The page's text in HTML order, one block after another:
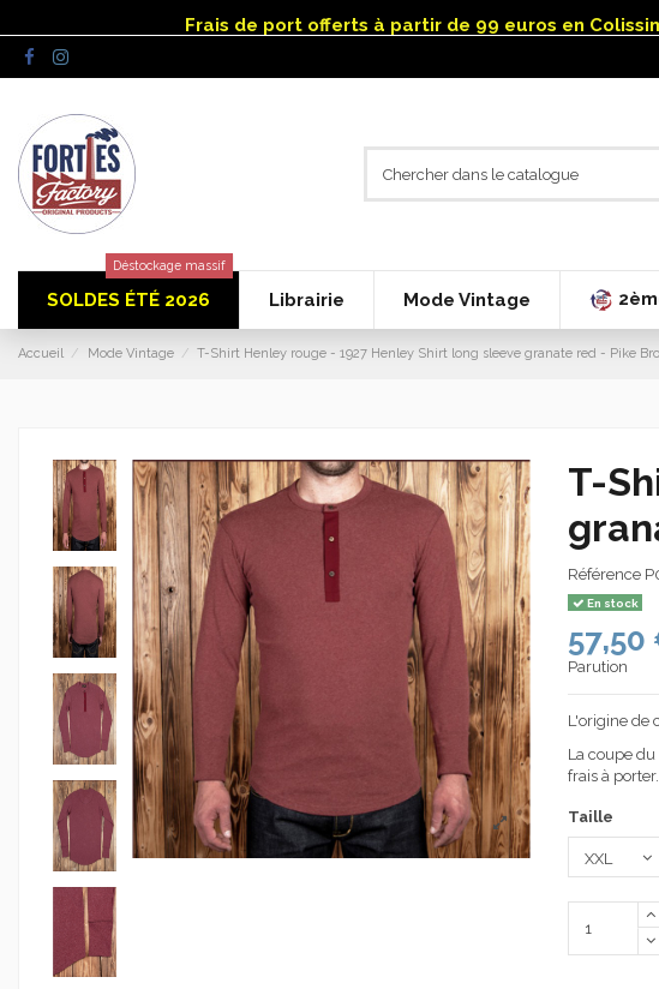
Frais de port offerts à partir de 99 euros en
SOLDES ÉTÉ 2026
Déstockage massif
Librairie Mode Vintage
Accueil Mode Vintage T-Shirt Henley rouge - 1927 Henley Shirt long sleeve granate red - Pike
T-
Référence
En stock
57,50
Parution
L'origine de
La coupe
frais à
Taille